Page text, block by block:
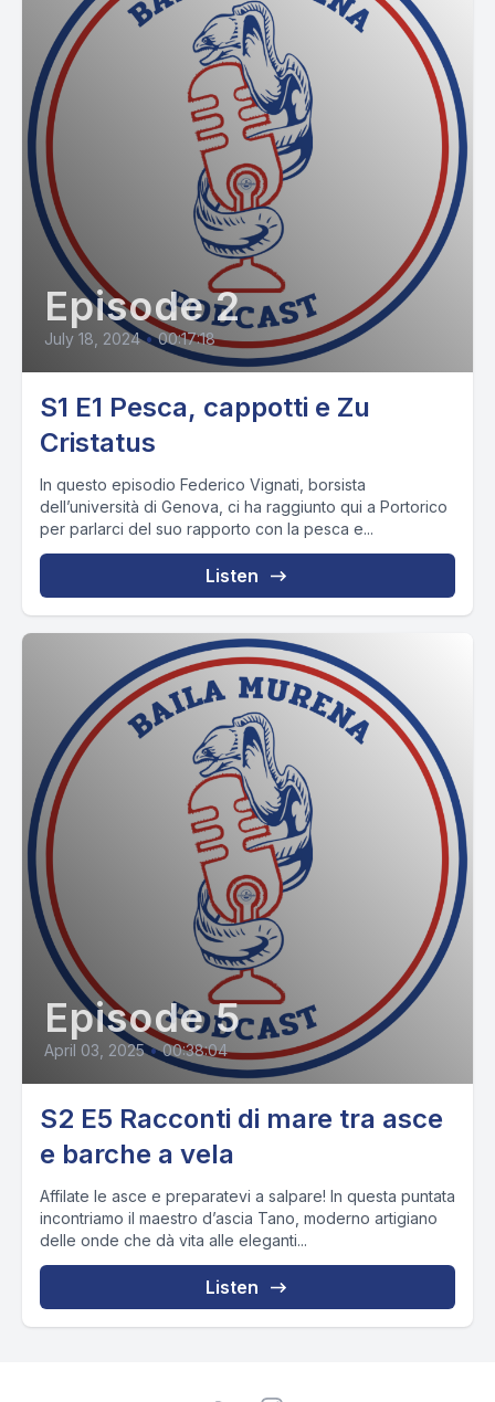
Episode 2
July 18, 2024 • 00:17:18
S1 E1 Pesca, cappotti e Zu
Cristatus
In questo episodio Federico Vignati, borsista
dell’università di Genova, ci ha raggiunto qui a Portorico
per parlarci del suo rapporto con la pesca e...
Listen
Episode 5
April 03, 2025 • 00:38:04
S2 E5 Racconti di mare tra asce
e barche a vela
Affilate le asce e preparatevi a salpare! In questa puntata
incontriamo il maestro d’ascia Tano, moderno artigiano
delle onde che dà vita alle eleganti...
Listen